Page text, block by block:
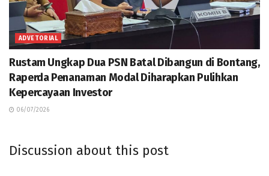
ADVETORIAL
Rustam Ungkap Dua PSN Batal Dibangun di Bontang,
Raperda Penanaman Modal Diharapkan Pulihkan
Kepercayaan Investor
06/07/2026
Discussion about this post